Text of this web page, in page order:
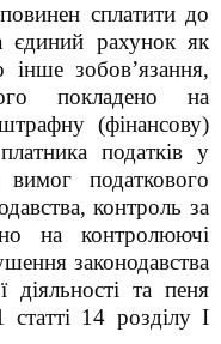
сплатити до
єдиний рахунок як
інше зобов’язання,
покладено на
(фінансову)
податків у
податкового
контроль за
на контролюючі
законодавства
діяльності та пеня
14 розділу І